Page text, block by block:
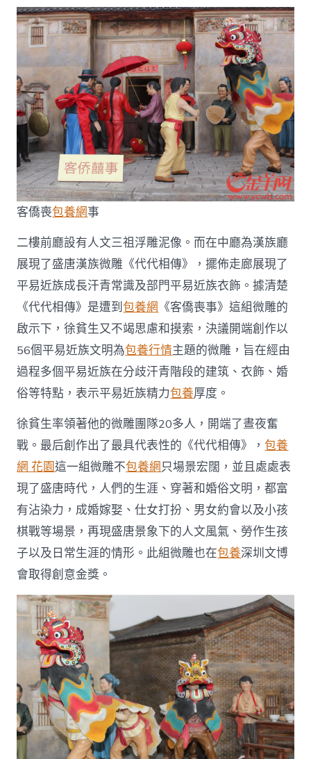
客僑喪包養網事
二樓前廳設有人文三祖浮雕泥像。而在中廳為漢族廳
展現了盛唐漢族微雕《代代相傳》，擺佈走廊展現了
平易近族成長汗青常識及部門平易近族衣飾。據清楚
《代代相傳》是遭到包養網 《客僑喪事》這組微雕的
啟示下，徐貧生又不竭思慮和摸索，決議開端創作以
56個平易近族文明為包養行情主題的微雕，旨在經由
過程多個平易近族在分歧汗青階段的建筑、衣飾、婚
俗等特點，表示平易近族精力包養厚度。
徐貧生率領著他的微雕團隊20多人，開端了晝夜奮
戰。最后創作出了最具代表性的《代代相傳》，包養
網 花園這一組微雕不包養網只場景宏闊，並且處處表
現了盛唐時代，人們的生涯、穿著和婚俗文明，都富
有沾染力，成婚嫁娶、仕女打扮、男女約會以及小孩
棋戰等場景，再現盛唐景象下的人文風氣、勞作生孩
子以及日常生涯的情形。此組微雕也在包養深圳文博
會取得創意金獎。